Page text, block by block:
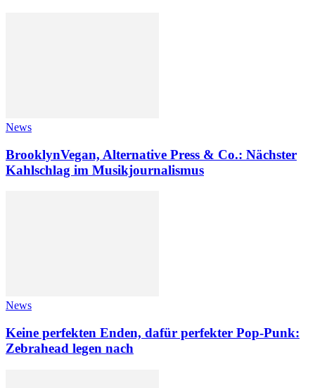
News
BrooklynVegan, Alternative Press & Co.: Nächster
Kahlschlag im Musikjournalismus
News
Keine perfekten Enden, dafür perfekter Pop-Punk:
Zebrahead legen nach